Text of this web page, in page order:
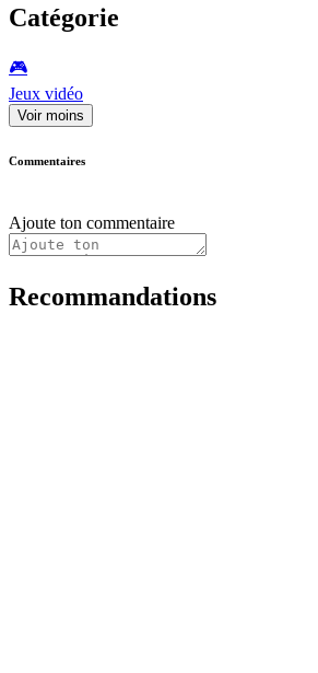
Catégorie
🎮️
Jeux vidéo
Voir moins
Commentaires
Ajoute ton commentaire
Recommandations